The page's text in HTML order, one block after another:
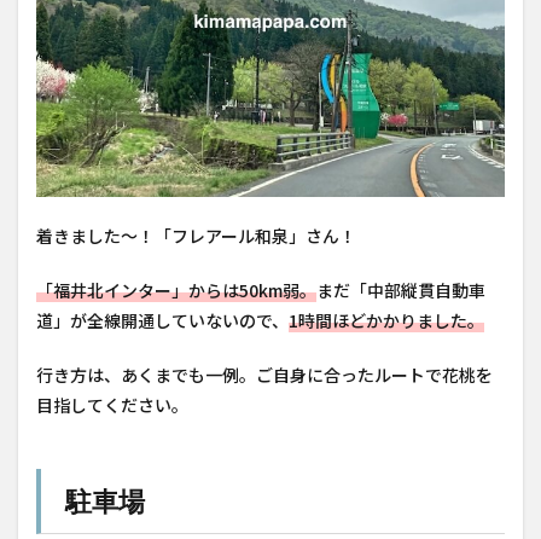
着きました〜！「フレアール和泉」さん！
「福井北インター」からは50km弱。まだ「中部縦貫自動車
道」が全線開通していないので、 1時間ほどかかりました。
行き方は、あくまでも一例。ご自身に合ったルートで花桃を
目指してください。
駐車場